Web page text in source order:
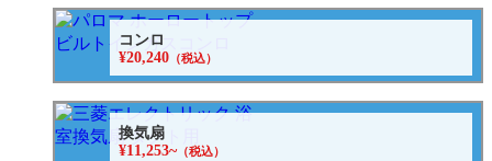
コンロ
¥20,240 （税込）
換気扇
¥11,253~（税込）